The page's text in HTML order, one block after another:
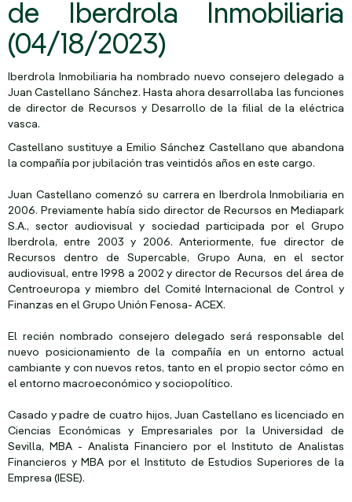
de Iberdrola Inmobiliaria
(04/18/2023)
Iberdrola Inmobiliaria ha nombrado nuevo consejero delegado a
Juan Castellano Sánchez. Hasta ahora desarrollaba las funciones
de director de Recursos y Desarrollo de la filial de la eléctrica
vasca.
Castellano sustituye a Emilio Sánchez Castellano que abandona
la compañía por jubilación tras veintidós años en este cargo.
Juan Castellano comenzó su carrera en Iberdrola Inmobiliaria en
2006. Previamente había sido director de Recursos en Mediapark
S.A., sector audiovisual y sociedad participada por el Grupo
Iberdrola, entre 2003 y 2006. Anteriormente, fue director de
Recursos dentro de Supercable, Grupo Auna, en el sector
audiovisual, entre 1998 a 2002 y director de Recursos del área de
Centroeuropa y miembro del Comité Internacional de Control y
Finanzas en el Grupo Unión Fenosa- ACEX.
El recién nombrado consejero delegado será responsable del
nuevo posicionamiento de la compañía en un entorno actual
cambiante y con nuevos retos, tanto en el propio sector cómo en
el entorno macroeconómico y sociopolítico.
Casado y padre de cuatro hijos, Juan Castellano es licenciado en
Ciencias Económicas y Empresariales por la Universidad de
Sevilla, MBA - Analista Financiero por el Instituto de Analistas
Financieros y MBA por el Instituto de Estudios Superiores de la
Empresa (IESE).